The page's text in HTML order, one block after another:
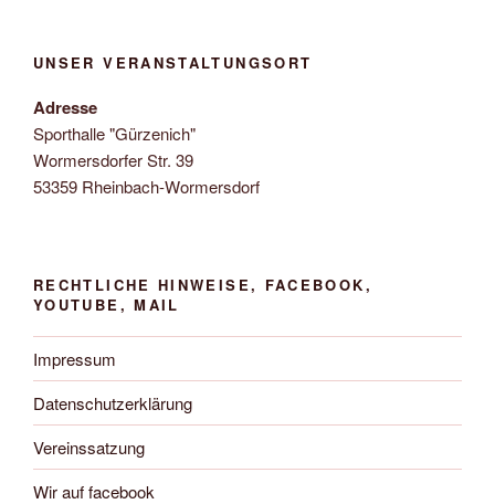
UNSER VERANSTALTUNGSORT
Adresse
Sporthalle "Gürzenich"
Wormersdorfer Str. 39
53359 Rheinbach-Wormersdorf
RECHTLICHE HINWEISE, FACEBOOK,
YOUTUBE, MAIL
Impressum
Datenschutzerklärung
Vereinssatzung
Wir auf facebook